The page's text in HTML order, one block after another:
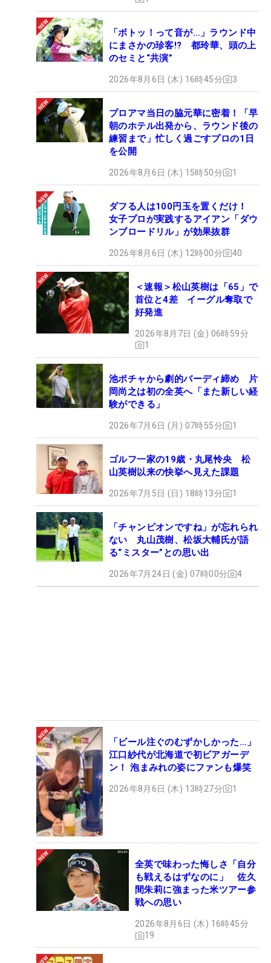
「ボトッ！って音が…」ラウンド中
にまさかの珍客!? 都玲華、頭の上
のセミと“共演”
2026年8月6日 (木) 16時45分 3
プロアマ当日の脇元華に密着！「早
朝のホテル出発から、ラウンド後の
練習まで」忙しく過ごすプロの1日
を公開
2026年8月6日 (木) 15時50分 1
ダフる人は100円玉を置くだけ！
女子プロが実践するアイアン「ダウ
ンブロードリル」が効果抜群
2026年8月6日 (木) 12時00分 40
＜速報＞松山英樹は「65」で
首位と4差 イーグル奪取で
好発進
2026年8月7日 (金) 06時59分
1
池ポチャから劇的バーディ締め 片
岡尚之は初の全英へ「また新しい経
験ができる」
2026年7月6日 (月) 07時55分 1
ゴルフ一家の19歳・丸尾怜央 松
山英樹以来の快挙へ見えた課題
2026年7月5日 (日) 18時13分 1
「チャンピオンですね」が忘れられ
ない 丸山茂樹、松坂大輔氏が語
る“ミスター”との思い出
2026年7月24日 (金) 07時00分 4
「ビール注ぐのむずかしかった…」
江口紗代が北海道で初ビアガーデ
ン！ 泡まみれの姿にファンも爆笑
2026年8月6日 (木) 13時27分 1
全英で味わった悔しさ「自分
も戦えるはずなのに」 佐久
間朱莉に強まった米ツアー参
戦への思い
2026年8月6日 (木) 16時45分
19